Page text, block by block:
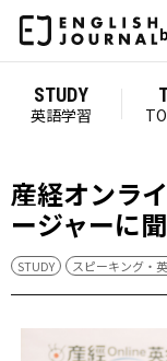
STUDY
英語学習
産経オンラ
ージャーに
STUDY スピーキング・